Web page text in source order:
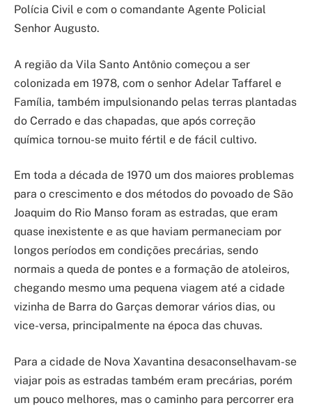
Polícia Civil e com o comandante Agente Policial
Senhor Augusto.
A região da Vila Santo Antônio começou a ser
colonizada em 1978, com o senhor Adelar Taffarel e
Família, também impulsionando pelas terras plantadas
do Cerrado e das chapadas, que após correção
química tornou-se muito fértil e de fácil cultivo.
Em toda a década de 1970 um dos maiores problemas
para o crescimento e dos métodos do povoado de São
Joaquim do Rio Manso foram as estradas, que eram
quase inexistente e as que haviam permaneciam por
longos períodos em condições precárias, sendo
normais a queda de pontes e a formação de atoleiros,
chegando mesmo uma pequena viagem até a cidade
vizinha de Barra do Garças demorar vários dias, ou
vice-versa, principalmente na época das chuvas.
Para a cidade de Nova Xavantina desaconselhavam-se
viajar pois as estradas também eram precárias, porém
um pouco melhores, mas o caminho para percorrer era